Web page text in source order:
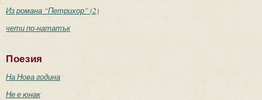
Из романа “Петрихор” (2)
чети по-нататък
Поезия
На Нова година
Не е юнак